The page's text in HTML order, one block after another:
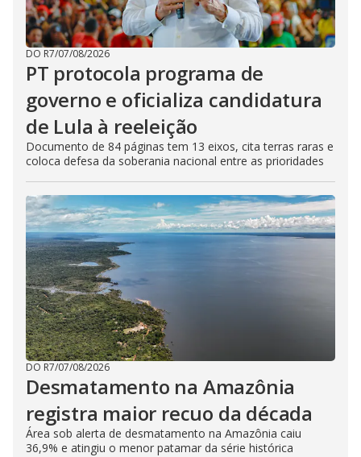
DO R7/07/08/2026
PT protocola programa de
governo e oficializa candidatura
de Lula à reeleição
Documento de 84 páginas tem 13 eixos, cita terras raras e
coloca defesa da soberania nacional entre as prioridades
DO R7/07/08/2026
Desmatamento na Amazônia
registra maior recuo da década
Área sob alerta de desmatamento na Amazônia caiu
36,9% e atingiu o menor patamar da série histórica